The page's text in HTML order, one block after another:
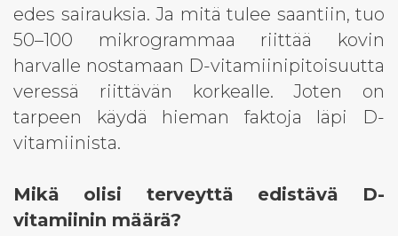
edes sairauksia. Ja mitä tulee saantiin, tuo
50–100 mikrogrammaa riittää kovin
harvalle nostamaan D-vitamiinipitoisuutta
veressä riittävän korkealle. Joten on
tarpeen käydä hieman faktoja läpi D-
vitamiinista.
Mikä olisi terveyttä edistävä D-
vitamiinin määrä?